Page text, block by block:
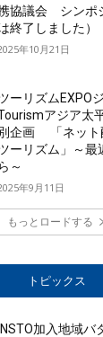
協議会 シンポ
終了しました）
年10月21日
ーリズムEXPO
アジア太
企画 「ネット
ーリズム」～最
ら～
年9月11日
もっとロードする
トピックス
INSTO加入地域